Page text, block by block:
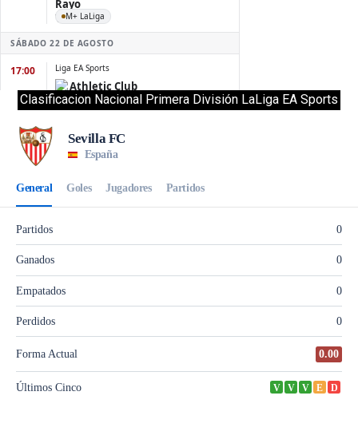
Clasificacion Nacional Primera División LaLiga EA Sports